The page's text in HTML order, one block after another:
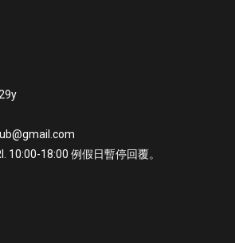
10:00-18:00 例假日暫停回覆。